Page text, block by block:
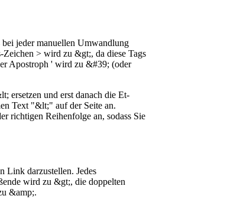
jeder manuellen Umwandlung
> wird zu &gt;, da diese Tags
Apostroph ' wird zu &#39; (oder
ersetzen und erst danach die Et-
Text "&lt;" auf der Seite an.
richtigen Reihenfolge an, sodass Sie
Link darzustellen. Jedes
wird zu &gt;, die doppelten
&amp;.